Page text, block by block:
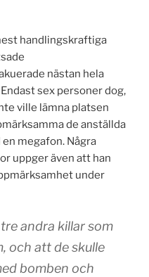
handlingskraftiga
nästan hela
sex personer dog,
ville lämna platsen
de anställda
megafon. Några
uppger även att han
under
andra killar som
och att de skulle
bomben och